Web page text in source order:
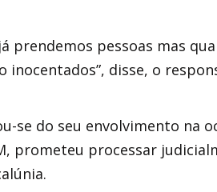
prendemos pessoas mas
inocentados”, disse, o
se do seu envolvimento na
prometeu processar